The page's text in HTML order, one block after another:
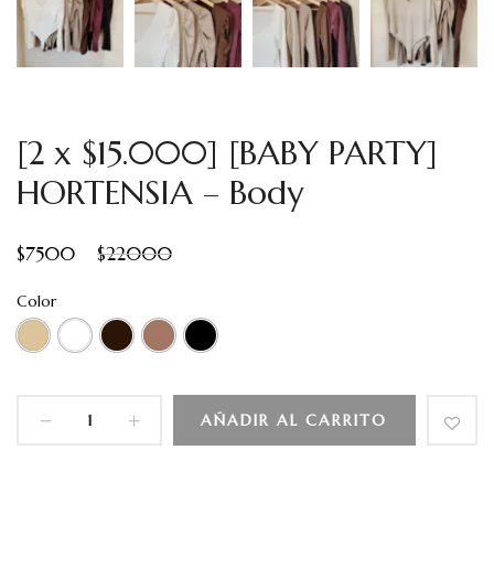
[2 x $15.000] [BABY PARTY]
HORTENSIA – Body
$22000
$7500
Color
AÑADIR AL CARRITO